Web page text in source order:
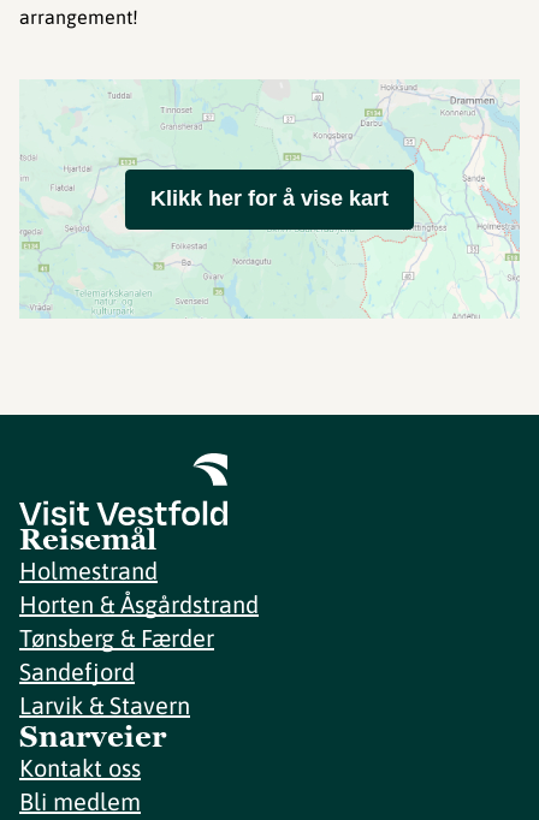
arrangement!
Klikk her for å vise kart
Reisemål
Holmestrand
Horten & Åsgårdstrand
Tønsberg & Færder
Sandefjord
Larvik & Stavern
Snarveier
Kontakt oss
Bli medlem